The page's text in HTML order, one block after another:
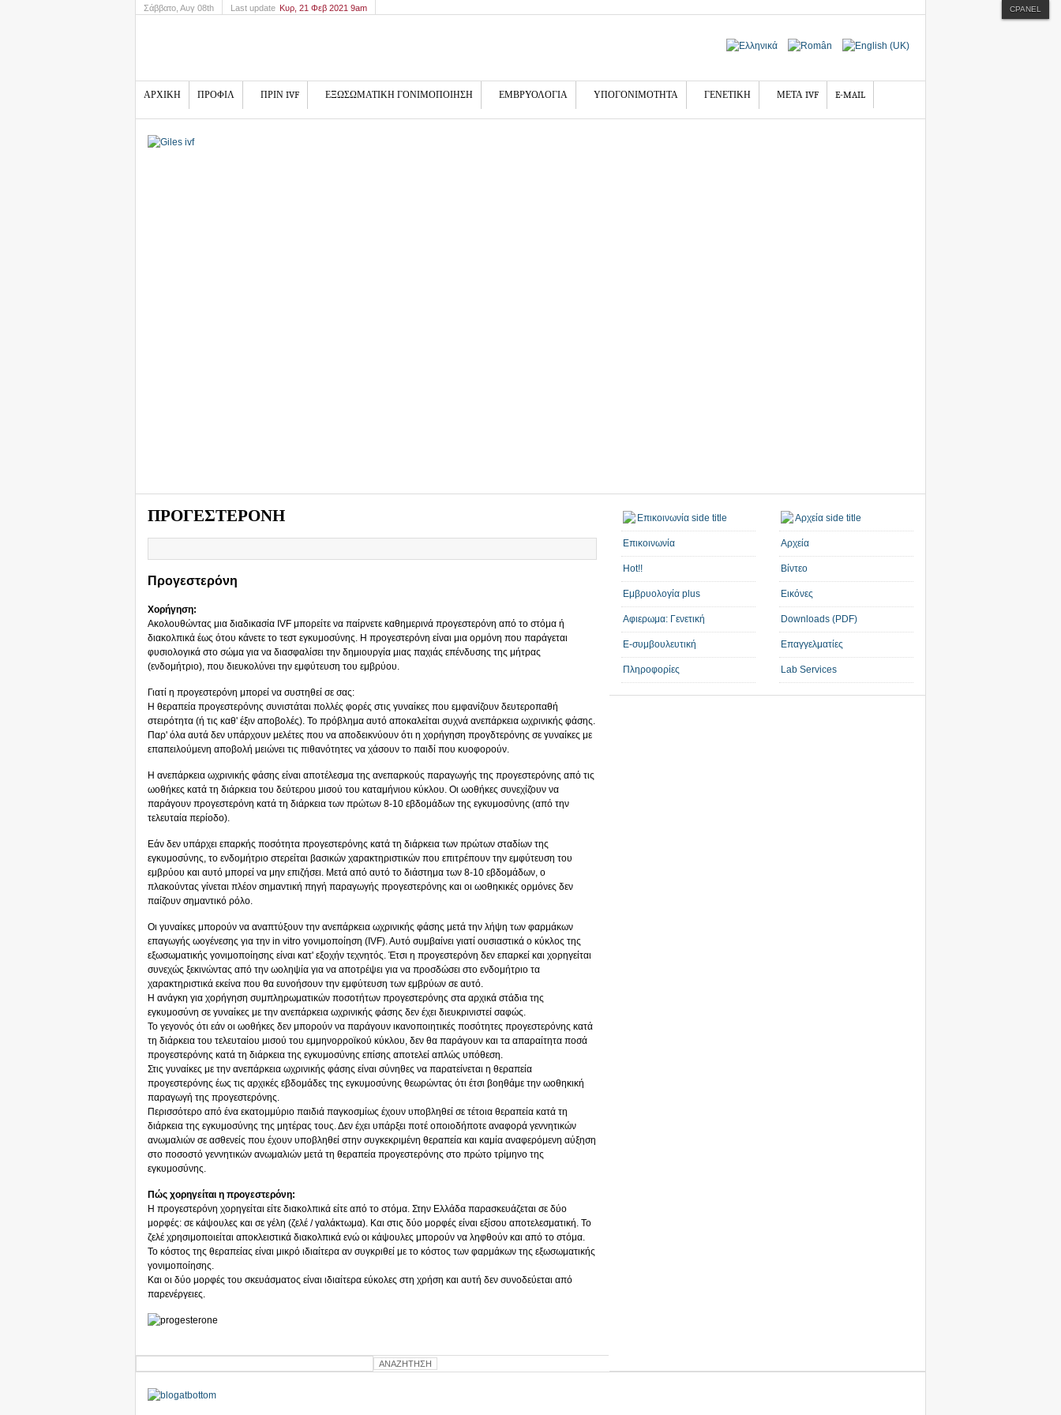
Σάββατο , Αυγ 08th Last update Κυρ, 21 Φεβ 2021 9am
ΑΡΧΙΚΗ ΠΡΟΦΙΛ ΠΡΙΝ IVF ΕΞΩΣΩΜΑΤΙΚΗ ΓΟΝΙΜΟΠΟΙΗΣΗ ΕΜΒΡΥΟΛΟΓΙΑ ΥΠΟΓΟΝΙΜΟΤΗΤΑ ΓΕΝΕΤΙΚΗ ΜΕΤΑ IVF E-MAIL
CPANEL
ΠΡΟΓΕΣΤΕΡΟΝΗ
Προγεστερόνη
Χορήγηση:
Ακολουθώντας μια διαδικασία IVF μπορείτε να παίρνετε καθημερινά προγεστερόνη από το στόμα ή
διακολπικά έως ότου κάνετε το τεστ εγκυμοσύνης. Η προγεστερόνη είναι μια ορμόνη που παράγεται
φυσιολογικά στο σώμα για να διασφαλίσει την δημιουργία μιας παχιάς επένδυσης της μήτρας
(ενδομήτριο), που διευκολύνει την εμφύτευση του εμβρύου.
Γιατί η προγεστερόνη μπορεί να συστηθεί σε σας:
Η θεραπεία προγεστερόνης συνιστάται πολλές φορές στις γυναίκες που εμφανίζουν δευτεροπαθή
στειρότητα (ή τις καθ' έξιν αποβολές). Το πρόβλημα αυτό αποκαλείται συχνά ανεπάρκεια ωχρινικής φάσης.
Παρ' όλα αυτά δεν υπάρχουν μελέτες που να αποδεικνύουν ότι η χορήγηση προγδτερόνης σε γυναίκες με
επαπειλούμενη αποβολή μειώνει τις πιθανότητες να χάσουν το παιδί που κυοφορούν.
Η ανεπάρκεια ωχρινικής φάσης είναι αποτέλεσμα της ανεπαρκούς παραγωγής της προγεστερόνης από τις
ωοθήκες κατά τη διάρκεια του δεύτερου μισού του καταμήνιου κύκλου. Οι ωοθήκες συνεχίζουν να
παράγουν προγεστερόνη κατά τη διάρκεια των πρώτων 8-10 εβδομάδων της εγκυμοσύνης (από την
τελευταία περίοδο).
Εάν δεν υπάρχει επαρκής ποσότητα προγεστερόνης κατά τη διάρκεια των πρώτων σταδίων της
εγκυμοσύνης, το ενδομήτριο στερείται βασικών χαρακτηριστικών που επιτρέπουν την εμφύτευση του
εμβρύου και αυτό μπορεί να μην επιζήσει. Μετά από αυτό το διάστημα των 8-10 εβδομάδων, ο
πλακούντας γίνεται πλέον σημαντική πηγή παραγωγής προγεστερόνης και οι ωοθηκικές ορμόνες δεν
παίζουν σημαντικό ρόλο.
Οι γυναίκες μπορούν να αναπτύξουν την ανεπάρκεια ωχρινικής φάσης μετά την λήψη των φαρμάκων
επαγωγής ωογένεσης για την in vitro γονιμοποίηση (IVF). Αυτό συμβαίνει γιατί ουσιαστικά ο κύκλος της
εξωσωματικής γονιμοποίησης είναι κατ' εξοχήν τεχνητός. Έτσι η προγεστερόνη δεν επαρκεί και χορηγείται
συνεχώς ξεκινώντας από την ωοληψία για να αποτρέψει για να προσδώσει στο ενδομήτριο τα
χαρακτηριστικά εκείνα που θα ευνοήσουν την εμφύτευση των εμβρύων σε αυτό.
Η ανάγκη για χορήγηση συμπληρωματικών ποσοτήτων προγεστερόνης στα αρχικά στάδια της
εγκυμοσύνη σε γυναίκες με την ανεπάρκεια ωχρινικής φάσης δεν έχει διευκρινιστεί σαφώς.
Το γεγονός ότι εάν οι ωοθήκες δεν μπορούν να παράγουν ικανοποιητικές ποσότητες προγεστερόνης κατά
τη διάρκεια του τελευταίου μισού του εμμηνορροϊκού κύκλου, δεν θα παράγουν και τα απαραίτητα ποσά
προγεστερόνης κατά τη διάρκεια της εγκυμοσύνης επίσης αποτελεί απλώς υπόθεση.
Στις γυναίκες με την ανεπάρκεια ωχρινικής φάσης είναι σύνηθες να παρατείνεται η θεραπεία
προγεστερόνης έως τις αρχικές εβδομάδες της εγκυμοσύνης θεωρώντας ότι έτσι βοηθάμε την ωοθηκική
παραγωγή της προγεστερόνης.
Περισσότερο από ένα εκατομμύριο παιδιά παγκοσμίως έχουν υποβληθεί σε τέτοια θεραπεία κατά τη
διάρκεια της εγκυμοσύνης της μητέρας τους. Δεν έχει υπάρξει ποτέ οποιοδήποτε αναφορά γεννητικών
ανωμαλιών σε ασθενείς που έχουν υποβληθεί στην συγκεκριμένη θεραπεία και καμία αναφερόμενη αύξηση
στο ποσοστό γεννητικών ανωμαλιών μετά τη θεραπεία προγεστερόνης στο πρώτο τρίμηνο της
εγκυμοσύνης.
Πώς χορηγείται η προγεστερόνη:
Η προγεστερόνη χορηγείται είτε διακολπικά είτε από το στόμα. Στην Ελλάδα παρασκευάζεται σε δύο
μορφές: σε κάψουλες και σε γέλη (ζελέ / γαλάκτωμα). Και στις δύο μορφές είναι εξίσου αποτελεσματική. Το
ζελέ χρησιμοποιείται αποκλειστικά διακολπικά ενώ οι κάψουλες μπορούν να ληφθούν και από το στόμα.
Το κόστος της θεραπείας είναι μικρό ιδιαίτερα αν συγκριθεί με το κόστος των φαρμάκων της εξωσωματικής
γονιμοποίησης.
Και οι δύο μορφές του σκευάσματος είναι ιδιαίτερα εύκολες στη χρήση και αυτή δεν συνοδεύεται από
παρενέργειες.
Επικοινωνία
Hot!!
Εμβρυολογία plus
Αφιερωμα: Γενετική
E-συμβουλευτική
Πληροφορίες
Αρχεία
Βίντεο
Εικόνες
Downloads (PDF)
Επαγγελματίες
Lab Services